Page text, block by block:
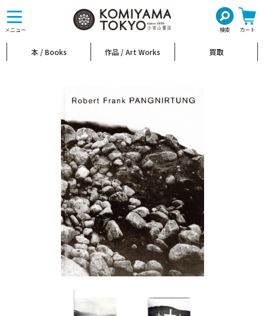
メニュー 検索 カート
toggle
navigation
本 / Books 作品 / Art Works 買取